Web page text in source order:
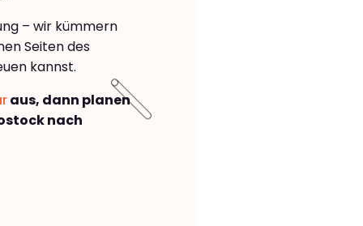
– wir kümmern
Seiten des
kannst.
aus, dann planen
nach